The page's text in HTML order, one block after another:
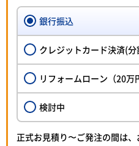
銀行振込
クレジットカード決済(
リフォームローン（20万
検討中
正式お見積り〜ご発注の間は、